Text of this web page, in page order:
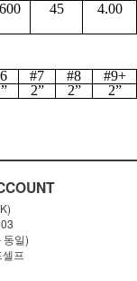
45 4.00
#7 #8
#9+
2” 2” 2”
동일)
프